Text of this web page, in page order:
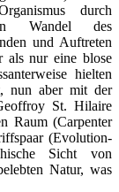
durch
Wandel des
und Auftreten
als nur eine blose
hielten
nun aber mit der
St. Hilaire
Raum (Carpenter
(Evolution-
Sicht von
Natur, was